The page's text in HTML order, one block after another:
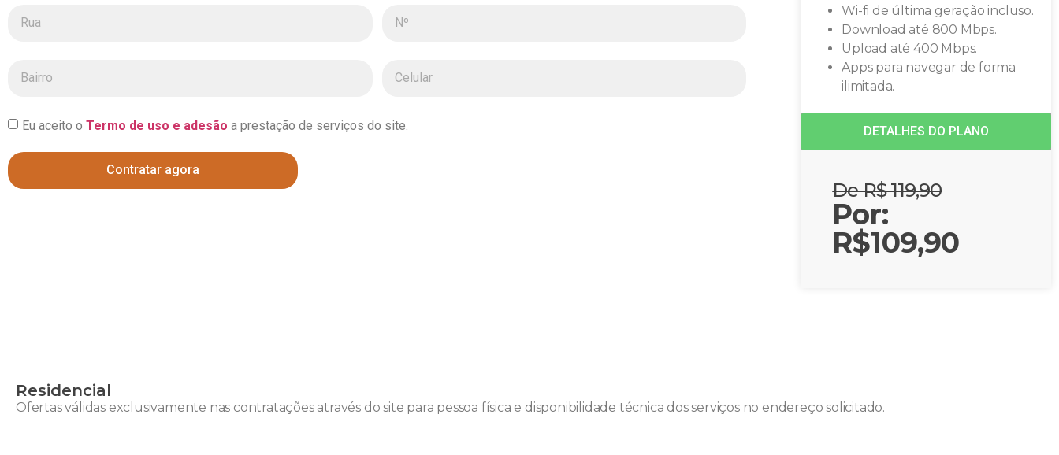
Eu aceito o Termo de uso e adesão a prestação de serviços do site.
Contratar agora
Wi-fi de última geração incluso.
Download até 800 Mbps.
Upload até 400 Mbps.
Apps para navegar de forma
ilimitada.
DETALHES DO PLANO
De R$ 119,90
Por:
R$109,90
Residencial
Ofertas válidas exclusivamente nas contratações através do site para pessoa física e disponibilidade técnica dos serviços no endereço solicitado.